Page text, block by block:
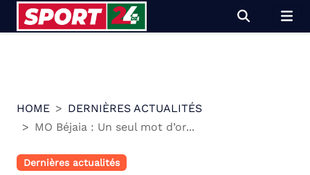
HOME
DERNIÈRES ACTUALITÉS
MO Béjaia : Un seul mot d’or...
Dernières actualités